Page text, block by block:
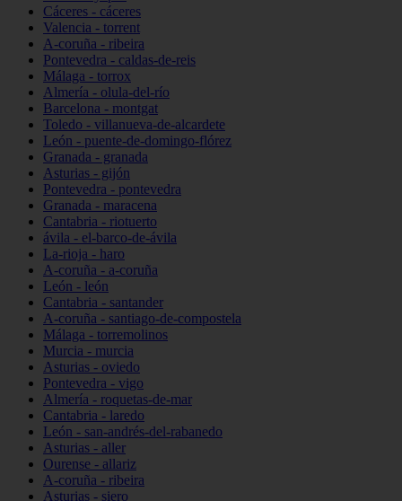
Cáceres - cáceres
Valencia - torrent
A-coruña - ribeira
Pontevedra - caldas-de-reis
Málaga - torrox
Almería - olula-del-río
Barcelona - montgat
Toledo - villanueva-de-alcardete
León - puente-de-domingo-flórez
Granada - granada
Asturias - gijón
Pontevedra - pontevedra
Granada - maracena
Cantabria - riotuerto
ávila - el-barco-de-ávila
La-rioja - haro
A-coruña - a-coruña
León - león
Cantabria - santander
A-coruña - santiago-de-compostela
Málaga - torremolinos
Murcia - murcia
Asturias - oviedo
Pontevedra - vigo
Almería - roquetas-de-mar
Cantabria - laredo
León - san-andrés-del-rabanedo
Asturias - aller
Ourense - allariz
A-coruña - ribeira
Asturias - siero